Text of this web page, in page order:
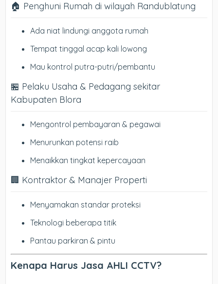
🏠 Penghuni Rumah di wilayah Randublatung
Ada niat lindungi anggota rumah
Tempat tinggal acap kali lowong
Mau kontrol putra-putri/pembantu
🏪 Pelaku Usaha & Pedagang sekitar
Kabupaten Blora
Mengontrol pembayaran & pegawai
Menurunkan potensi raib
Menaikkan tingkat kepercayaan
🏢 Kontraktor & Manajer Properti
Menyamakan standar proteksi
Teknologi beberapa titik
Pantau parkiran & pintu
Kenapa Harus Jasa AHLI CCTV?